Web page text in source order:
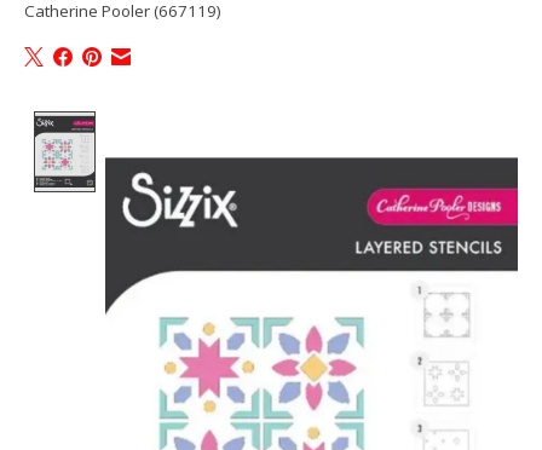
Catherine Pooler (667119)